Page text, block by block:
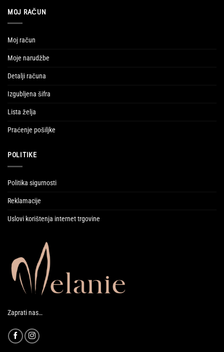
MOJ RAČUN
Moj račun
Moje narudžbe
Detalji računa
Izgubljena šifra
Lista želja
Praćenje pošiljke
POLITIKE
Politika sigurnosti
Reklamacije
Uslovi korištenja internet trgovine
Zaprati nas…